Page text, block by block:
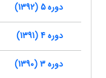
دوره 5 (1392)
دوره 4 (1391)
دوره 3 (1390)